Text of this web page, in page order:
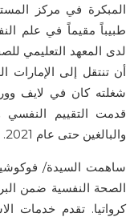
المبكرة في مركز
لدى المعهد التعليمي
شغلته كان في لايف
قدمت التقييم النفسي
والبالغين حتى عام 2021.
ساهمت السيدة/
الصحة النفسية ضمن
كرواتيا. تقدم خدمات